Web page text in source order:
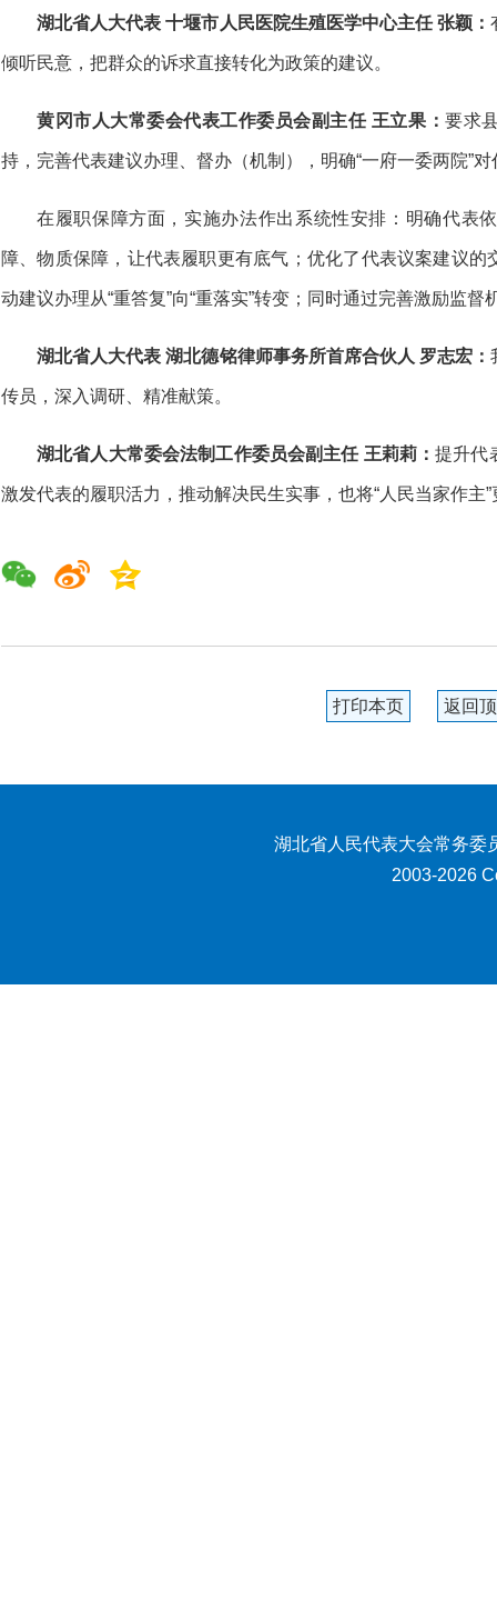
湖北省人大代表 十堰市人民医院生殖医学中心主任 张颖：
倾听民意，把群众的诉求直接转化为政策的建议。
黄冈市人大常委会代表工作委员会副主任 王立果：要求
持，完善代表建议办理、督办（机制），明确“一府一委两院”
在履职保障方面，实施办法作出系统性安排：明确代表
障、物质保障，让代表履职更有底气；优化了代表议案建议
动建议办理从“重答复”向“重落实”转变；同时通过完善激励监
湖北省人大代表 湖北德铭律师事务所首席合伙人 罗志宏：
传员，深入调研、精准献策。
湖北省人大常委会法制工作委员会副主任 王莉莉：提升代
激发代表的履职活力，推动解决民生实事，也将“人民当家作主
打印本页 返回
湖北省人民代表大会常务委
2003-2026